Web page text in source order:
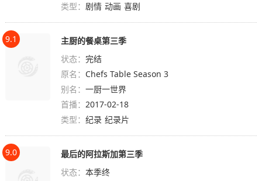
类型：剧情 动画 喜剧
9.1
主厨的餐桌第三季
状态：完结
原名： Chefs Table Season 3
别名：一厨一世界
首播：2017-02-18
类型：纪录 纪录片
9.0
最后的阿拉斯加第三季
状态：本季终